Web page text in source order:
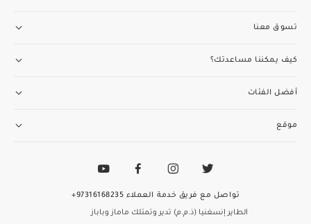
تسوق معنا
كيف يمكننا مساعدتك؟
أفضل الفئات
موقع
الطاير إنسغنيا (ذ.م.م) تدير وتمتلك ماماز وباباز
تواصل مع فريق خدمة العملاء 97316168235+